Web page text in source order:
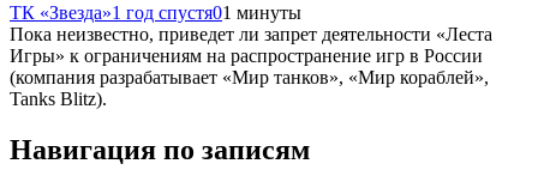
ТК «Звезда»1 год спустя01 минуты
Пока неизвестно, приведет ли запрет деятельности «Леста
Игры» к ограничениям на распространение игр в России
(компания разрабатывает «Мир танков», «Мир кораблей»,
Tanks Blitz).
Навигация по записям